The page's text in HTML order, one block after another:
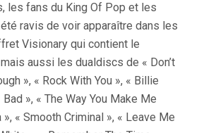
les fans du King Of Pop et les
ravis de voir apparaître dans les
Visionary qui contient le
aussi les dualdiscs de « Don’t
», « Rock With You », « Billie
», « The Way You Make Me
», « Smooth Criminal », « Leave Me